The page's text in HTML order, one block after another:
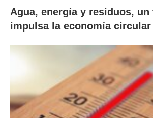
Agua, energía y residuos,
impulsa la economía circular